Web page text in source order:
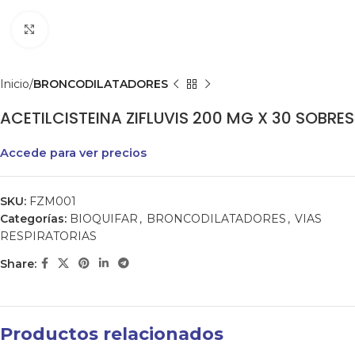
Inicio BRONCODILATADORES
ACETILCISTEINA ZIFLUVIS 200 MG X 30 SOBRES
Accede para ver precios
SKU: FZM001
Categorías: BIOQUIFAR , BRONCODILATADORES , VIAS
RESPIRATORIAS
Share:
Productos relacionados